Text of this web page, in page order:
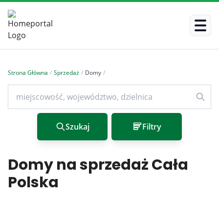
Strona Główna / Sprzedaż / Domy /
Szukaj Filtry
Domy na sprzedaż Cała
Polska